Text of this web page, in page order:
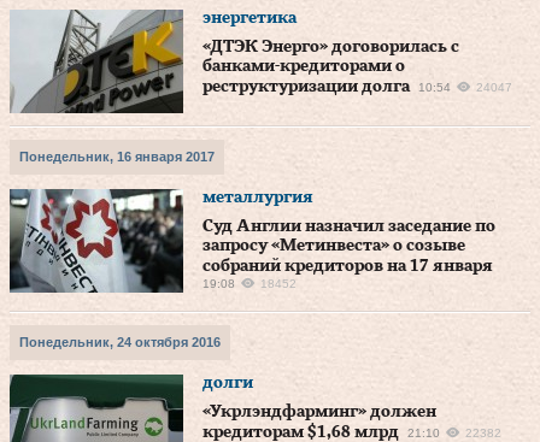
энергетика
«ДТЭК Энерго» договорилась с
банками-кредиторами о
реструктуризации долга
10:54 24047
Понедельник, 16 января 2017
металлургия
Суд Англии назначил заседание по
запросу «Метинвеста» о созыве
собраний кредиторов на 17 января
19:08 18452
Понедельник, 24 октября 2016
долги
«Укрлэндфарминг» должен
кредиторам $1,68 млрд
21:10 22382